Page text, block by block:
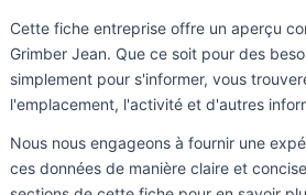
Cette fiche entreprise offre un aperçu
Grimber Jean. Que ce soit pour des
simplement pour s'informer, vous
l'emplacement, l'activité et d'autres
Nous nous engageons à fournir une
ces données de manière claire et